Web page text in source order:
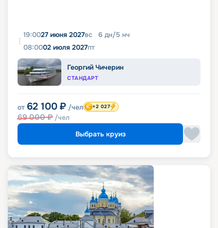
19:0027 июня 2027вс 6 дн/5 нч
08:0002 июля 2027пт
Георгий Чичерин
СТАНДАРТ
от 62 100 ₽ /чел
69 000₽ /чел
+2 027
Выбрать круиз